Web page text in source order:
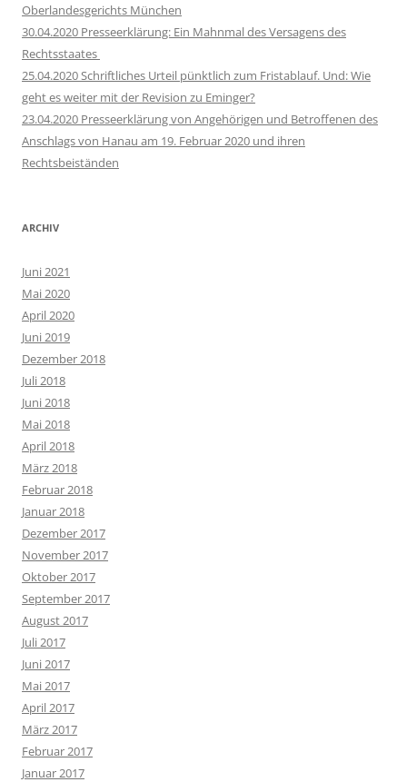
Oberlandesgerichts München
30.04.2020 Presseerklärung: Ein Mahnmal des Versagens des
Rechtsstaates
25.04.2020 Schriftliches Urteil pünktlich zum Fristablauf. Und: Wie
geht es weiter mit der Revision zu Eminger?
23.04.2020 Presseerklärung von Angehörigen und Betroffenen des
Anschlags von Hanau am 19. Februar 2020 und ihren
Rechtsbeiständen
ARCHIV
Juni 2021
Mai 2020
April 2020
Juni 2019
Dezember 2018
Juli 2018
Juni 2018
Mai 2018
April 2018
März 2018
Februar 2018
Januar 2018
Dezember 2017
November 2017
Oktober 2017
September 2017
August 2017
Juli 2017
Juni 2017
Mai 2017
April 2017
März 2017
Februar 2017
Januar 2017